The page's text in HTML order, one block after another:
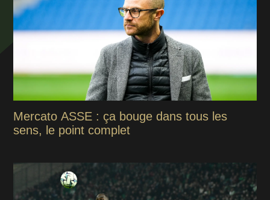
Mercato ASSE : ça bouge dans tous les
sens, le point complet